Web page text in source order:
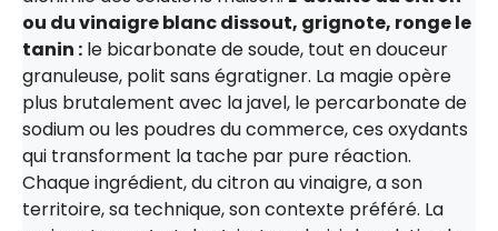
ou du vinaigre blanc dissout, grignote, ronge le
tanin : le bicarbonate de soude, tout en douceur
granuleuse, polit sans égratigner. La magie opère
plus brutalement avec la javel, le percarbonate de
sodium ou les poudres du commerce, ces oxydants
qui transforment la tache par pure réaction.
Chaque ingrédient, du citron au vinaigre, a son
territoire, sa technique, son contexte préféré. La